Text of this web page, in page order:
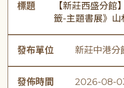
標題
【新莊西盛分館
籤-主題書展》山
發布單位 新莊中港分
發佈時間 2026-08-